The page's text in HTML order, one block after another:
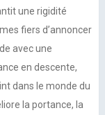
une rigidité
fiers d’annoncer
avec une
en descente,
dans le monde du
la portance, la